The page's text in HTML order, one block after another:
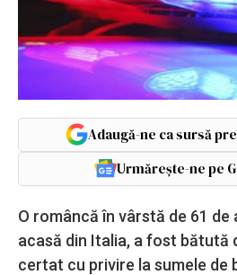
Adaugă-ne ca sursă
Urmărește-ne pe
O româncă în vârstă de 61 de
acasă din Italia, a fost bătută
certat cu privire la sumele de